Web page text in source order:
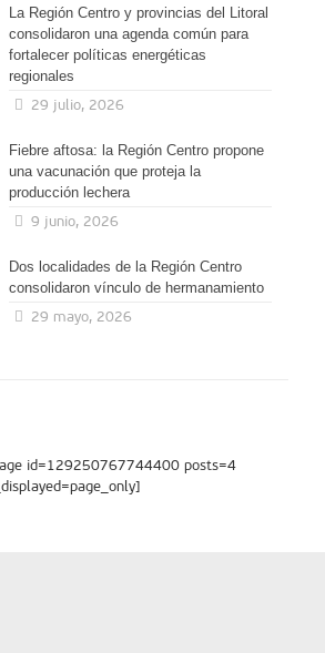
La Región Centro y provincias del Litoral
consolidaron una agenda común para
fortalecer políticas energéticas
regionales
29 julio, 2026
Fiebre aftosa: la Región Centro propone
una vacunación que proteja la
producción lechera
9 junio, 2026
Dos localidades de la Región Centro
consolidaron vínculo de hermanamiento
29 mayo, 2026
id=129250767744400 posts=4